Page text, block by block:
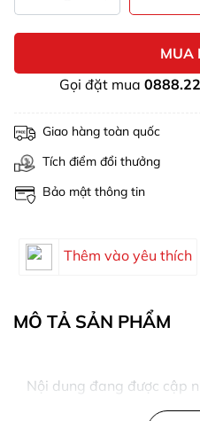
MUA
Gọi đặt mua
Giao hàng toàn quốc
Tích điểm đổi thưởng
Bảo mật thông tin
Thêm vào yêu thích
MÔ TẢ SẢN PHẨM
Nội dung đang được cập